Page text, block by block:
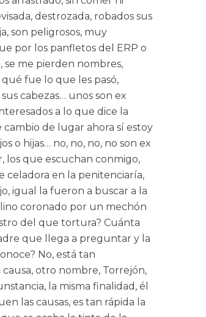
destrozada, robados sus
son peligrosos, muy
por los panfletos del ERP o
se me pierden nombres,
fue lo que les pasó,
cabezas… unos son ex
a lo que dice la
de lugar ahora sí estoy
o hijas… no, no, no, no son ex
los que escuchan conmigo,
celadora en la penitenciaría,
igual la fueron a buscar a la
coronado por un mechón
del que tortura? Cuánta
que llega a preguntar y la
No, está tan
otro nombre, Torrejón,
la misma finalidad, él
las causas, es tan rápida la